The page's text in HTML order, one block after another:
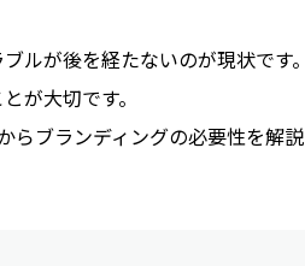
ルが後を経たないのが現状です。
が大切です。
らブランディングの必要性を解説